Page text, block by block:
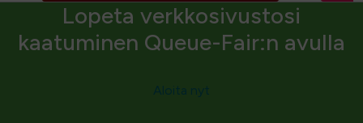
Lopeta verkkosivustosi
kaatuminen Queue-Fair:n avulla